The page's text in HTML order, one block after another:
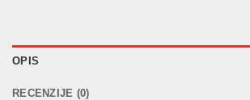
OPIS
RECENZIJE (0)